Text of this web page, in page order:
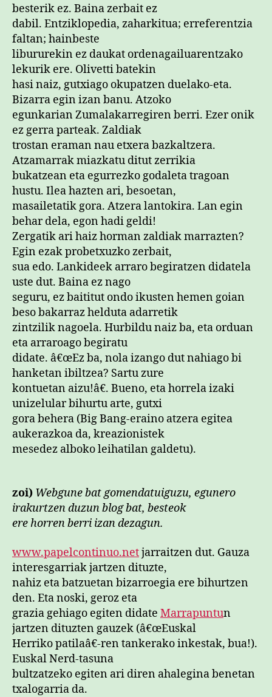
besterik ez. Baina zerbait ez
dabil. Entziklopedia, zaharkitua; erreferentzia
faltan; hainbeste
libururekin ez daukat ordenagailuarentzako
lekurik ere. Olivetti batekin
hasi naiz, gutxiago okupatzen duelako-eta.
Bizarra egin izan banu. Atzoko
egunkarian Zumalakarregiren berri. Ezer onik
ez gerra parteak. Zaldiak
trostan eraman nau etxera bazkaltzera.
Atzamarrak miazkatu ditut zerrikia
bukatzean eta egurrezko godaleta tragoan
hustu. Ilea hazten ari, besoetan,
masailetatik gora. Atzera lantokira. Lan egin
behar dela, egon hadi geldi!
Zergatik ari haiz horman zaldiak marrazten?
Egin ezak probetxuzko zerbait,
sua edo. Lankideek arraro begiratzen didatela
uste dut. Baina ez nago
seguru, ez baititut ondo ikusten hemen goian
beso bakarraz helduta adarretik
zintzilik nagoela. Hurbildu naiz ba, eta orduan
eta arraroago begiratu
didate. â€œEz ba, nola izango dut nahiago bi
hanketan ibiltzea? Sartu zure
kontuetan aizu!â€. Bueno, eta horrela izaki
unizelular bihurtu arte, gutxi
gora behera (Big Bang-eraino atzera egitea
aukerazkoa da, kreazionistek
mesedez alboko leihatilan galdetu).
zoi) Webgune bat gomendatuiguzu, egunero
irakurtzen duzun blog bat, besteok
ere horren berri izan dezagun.
www.papelcontinuo.netjarraitzen dut. Gauza
interesgarriak jartzen dituzte,
nahiz eta batzuetan bizarroegia ere bihurtzen
den. Eta noski, geroz eta
grazia gehiago egiten didate Marrapuntun
jartzen dituzten gauzek (â€œEuskal
Herriko patilaâ€-ren tankerako inkestak, bua!).
Euskal Nerd-tasuna
bultzatzeko egiten ari diren ahalegina benetan
txalogarria da.